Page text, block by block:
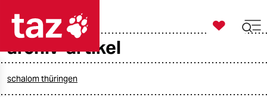

taz zahl ich
archiv-artikel
schalom thüringen